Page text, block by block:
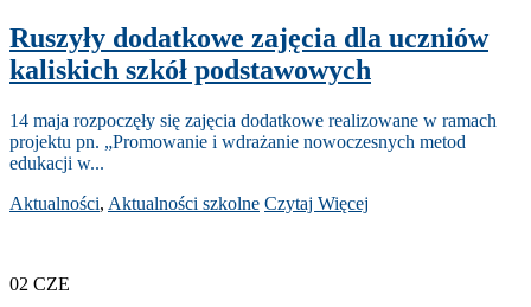
Ruszyły dodatkowe zajęcia dla uczniów
kaliskich szkół podstawowych
14 maja rozpoczęły się zajęcia dodatkowe realizowane w ramach
projektu pn. „Promowanie i wdrażanie nowoczesnych metod
edukacji w...
Aktualności, Aktualności szkolne Czytaj Więcej
02 CZE